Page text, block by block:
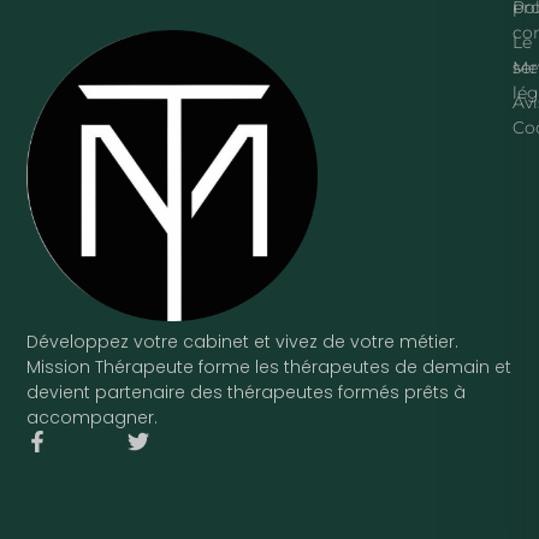
Développez votre cabinet et vivez de votre métier.
Mission Thérapeute forme les thérapeutes de demain et
devient partenaire des thérapeutes formés prêts à
accompagner.
F
T
Le